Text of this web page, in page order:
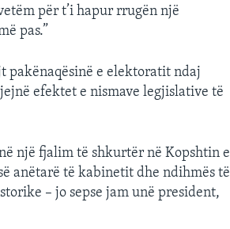
për t’i hapur rrugën një
pas.”
pakënaqësinë e elektoratit ndaj
efektet e nismave legjislative të
një fjalim të shkurtër në Kopshtin e
anëtarë të kabinetit dhe ndihmës të
– jo sepse jam unë president,